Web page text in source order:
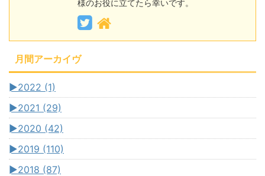
様のお役に立てたら幸いです。
月間アーカイヴ
►2022 (1)
►2021 (29)
►2020 (42)
►2019 (110)
►2018 (87)